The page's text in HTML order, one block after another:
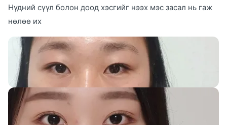
Нүдний сүүл болон доод хэсгийг нээх мэс засал нь гаж
нөлөө их